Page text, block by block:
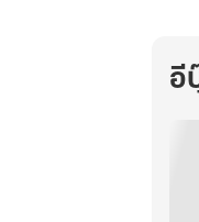
อี